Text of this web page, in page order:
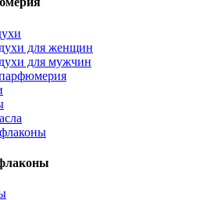
для женщин
для мужчин